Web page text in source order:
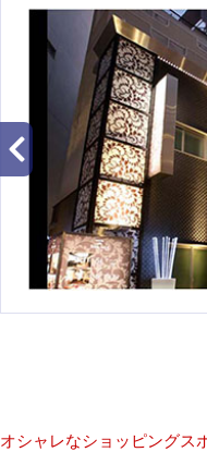
オシャレなショッピングス